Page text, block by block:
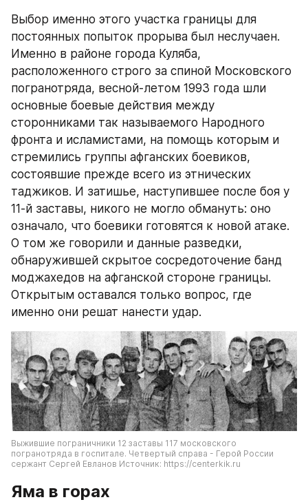
Выбор именно этого участка границы для
постоянных попыток прорыва был неслучаен.
Именно в районе города Куляба,
расположенного строго за спиной Московского
погранотряда, весной-летом 1993 года шли
основные боевые действия между
сторонниками так называемого Народного
фронта и исламистами, на помощь которым и
стремились группы афганских боевиков,
состоявшие прежде всего из этнических
таджиков. И затишье, наступившее после боя у
11-й заставы, никого не могло обмануть: оно
означало, что боевики готовятся к новой атаке.
О том же говорили и данные разведки,
обнаружившей скрытое сосредоточение банд
моджахедов на афганской стороне границы.
Открытым оставался только вопрос, где
именно они решат нанести удар.
Выжившие пограничники 12 заставы 117 московского
погранотряда в госпитале. Четвертый справа - Герой России
сержант Сергей Евланов Источник: https://centerkik.ru
Яма в горах